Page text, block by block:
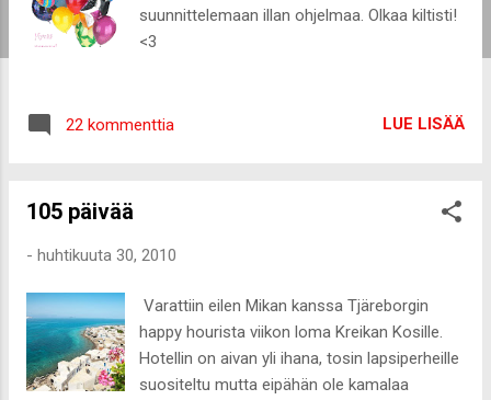
suunnittelemaan illan ohjelmaa. Olkaa kiltisti!
<3
22 kommenttia LUE LISÄÄ
105 päivää
- huhtikuuta 30, 2010
Varattiin eilen Mikan kanssa Tjäreborgin
happy hourista viikon loma Kreikan Kosille.
Hotellin on aivan yli ihana, tosin lapsiperheille
suositeltu mutta eipähän ole kamalaa